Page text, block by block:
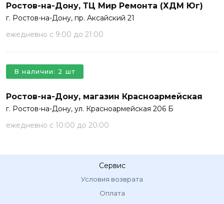
Ростов-на-Дону, ТЦ Мир Ремонта (ХДМ Юг)
г. Ростов-на-Дону, пр. Аксайский 21
ежедневно с 9:00 до 21:00
Ростов-на-Дону, магазин Красноармейская
г. Ростов-на-Дону, ул. Красноармейская 206 Б
ежедневно с 10:00 до 20:00
В наличии: 2 шт
Сервис
Условия возврата
Оплата